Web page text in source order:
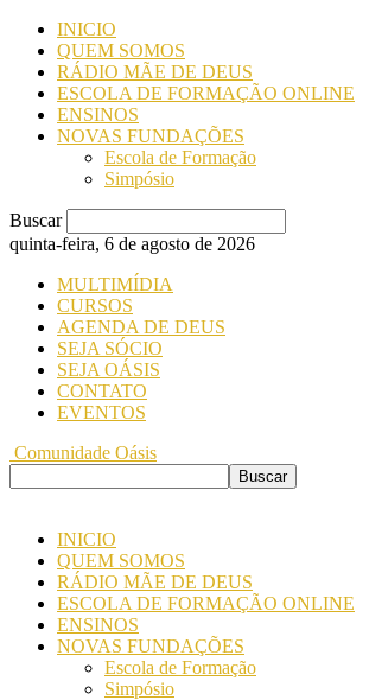
INICIO
QUEM SOMOS
RÁDIO MÃE DE DEUS
ESCOLA DE FORMAÇÃO ONLINE
ENSINOS
NOVAS FUNDAÇÕES
Escola de Formação
Simpósio
Buscar
quinta-feira, 6 de agosto de 2026
MULTIMÍDIA
CURSOS
AGENDA DE DEUS
SEJA SÓCIO
SEJA OÁSIS
CONTATO
EVENTOS
Comunidade Oásis
INICIO
QUEM SOMOS
RÁDIO MÃE DE DEUS
ESCOLA DE FORMAÇÃO ONLINE
ENSINOS
NOVAS FUNDAÇÕES
Escola de Formação
Simpósio